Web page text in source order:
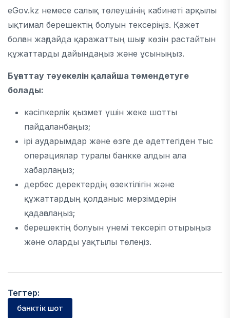
eGov.kz немесе салық төлеушінің кабинеті арқылы
ықтимал берешектің болуын тексеріңіз. Қажет
болған жағдайда қаражаттың шығу көзін растайтын
құжаттарды дайындаңыз және ұсыныңыз.
Бұғаттау тәуекелін қалайша төмендетуге
болады:
кәсіпкерлік қызмет үшін жеке шотты
пайдаланбаңыз;
ірі аударымдар және өзге де әдеттегіден тыс
операциялар туралы банкке алдын ала
хабарлаңыз;
дербес деректердің өзектілігін және
құжаттардың қолданыс мерзімдерін
қадағалаңыз;
берешектің болуын үнемі тексеріп отырыңыз
және оларды уақтылы төлеңіз.
Тегтер:
банктік шот